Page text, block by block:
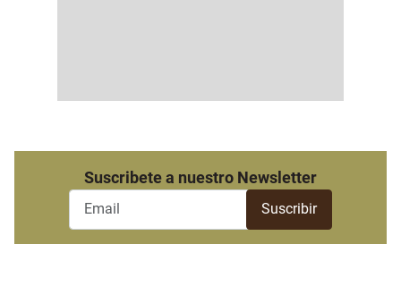
Suscribete a nuestro Newsletter